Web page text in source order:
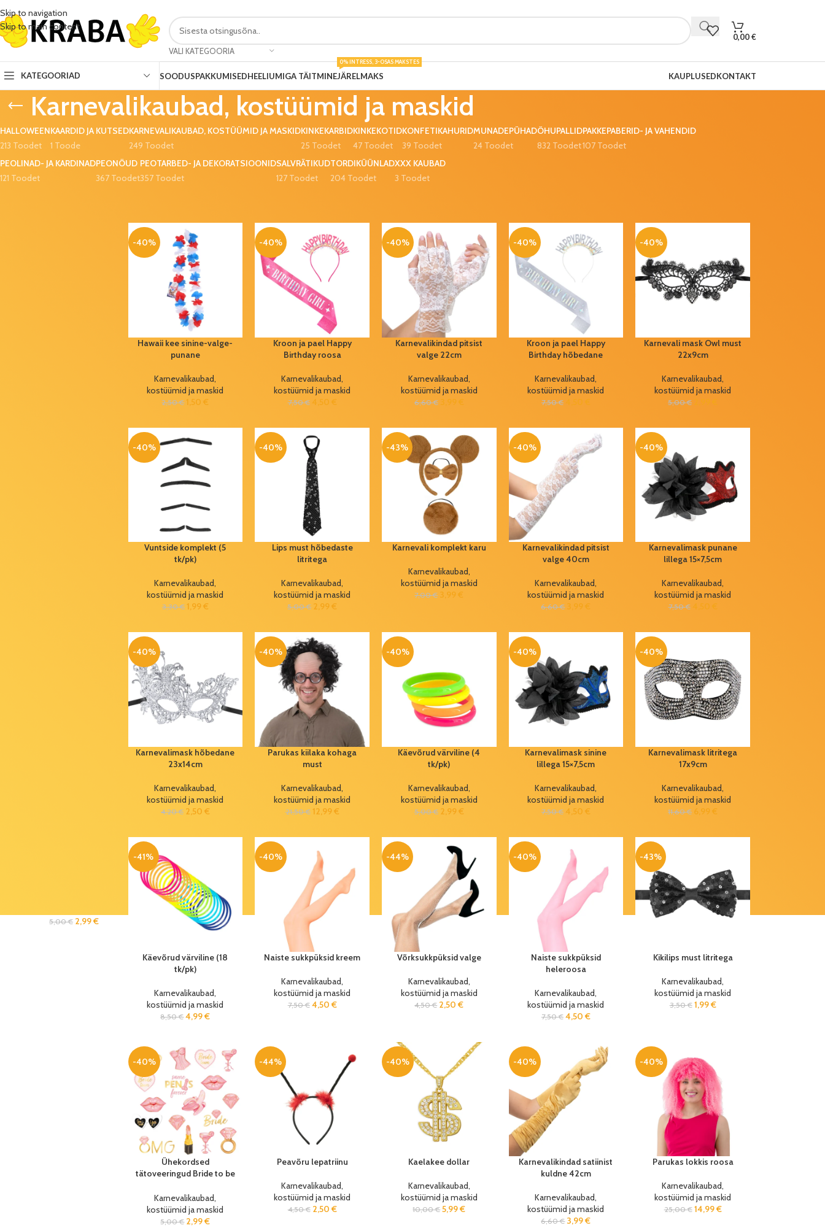
Skip to navigation
Skip to main content
VALI KATEGOORIA
0,00€
KATEGOORIAD SOODUSPAKKUMISEDHEELIUMIGA TÄITMINEJÄRELMAKS
0% INTRESS, 3-OSAS MAKSTES
KAUPLUSEDKONTAKT
Karnevalikaubad, kostüümid ja maskid
HALLOWEEN
213 Toodet
KAARDID JA KUTSED
1 Toode
KARNEVALIKAUBAD, KOSTÜÜMID JA MASKID
249 Toodet
KINKEKARBID
25 Toodet
KINKEKOTID
47 Toodet
KONFETIKAHURID
39 Toodet
MUNADEPÜHAD
24 Toodet
ÕHUPALLID
832 Toodet
PAKKEPABERID- JA VAHENDID
107 Toodet
PEOLINAD- JA KARDINAD
121 Toodet
PEONÕUD
367 Toodet
PEOTARBED- JA DEKORATSIOONID
357 Toodet
SALVRÄTIKUD
127 Toodet
TORDIKÜÜNLAD
204 Toodet
XXX KAUBAD
3 Toodet
5,00€ 2,99€
-40%
Hawaii kee sinine-valge-
punane
Karnevalikaubad,
kostüümid ja maskid
2,50€ 1,50€
-40%
Kroon ja pael Happy
Birthday roosa
Karnevalikaubad,
kostüümid ja maskid
7,50€ 4,50 €
-40%
Karnevalikindad pitsist
valge 22cm
Karnevalikaubad,
kostüümid ja maskid
6,60€ 3,99 €
-40%
Kroon ja pael Happy
Birthday hõbedane
Karnevalikaubad,
kostüümid ja maskid
7,50€ 4,50 €
-40%
Karnevali mask Owl must
22x9cm
Karnevalikaubad,
kostüümid ja maskid
5,00€
-40%
Vuntside komplekt (5
tk/pk)
Karnevalikaubad,
kostüümid ja maskid
3,30€ 1,99€
-40%
Lips must hõbedaste
litritega
Karnevalikaubad,
kostüümid ja maskid
5,00€ 2,99€
-43%
Karnevali komplekt karu
Karnevalikaubad,
kostüümid ja maskid
7,00€ 3,99€
-40%
Karnevalikindad pitsist
valge 40cm
Karnevalikaubad,
kostüümid ja maskid
6,60€ 3,99€
-40%
Karnevalimask punane
lillega 15×7,5cm
Karnevalikaubad,
kostüümid ja maskid
7,50€ 4,50 €
-40%
Karnevalimask hõbedane
23x14cm
Karnevalikaubad,
kostüümid ja maskid
4,20€ 2,50 €
-40%
Parukas kiilaka kohaga
must
Karnevalikaubad,
kostüümid ja maskid
21,50€ 12,99€
-40%
Käevõrud värviline (4
tk/pk)
Karnevalikaubad,
kostüümid ja maskid
5,00€ 2,99€
-40%
Karnevalimask sinine
lillega 15×7,5cm
Karnevalikaubad,
kostüümid ja maskid
7,50€ 4,50 €
-40%
Karnevalimask litritega
17x9cm
Karnevalikaubad,
kostüümid ja maskid
11,60€ 6,99€
-41%
Käevõrud värviline (18
tk/pk)
Karnevalikaubad,
kostüümid ja maskid
8,50€ 4,99€
-40%
Naiste sukkpüksid kreem
Karnevalikaubad,
kostüümid ja maskid
7,50€ 4,50 €
-44%
Võrksukkpüksid valge
Karnevalikaubad,
kostüümid ja maskid
4,50€ 2,50€
-40%
Naiste sukkpüksid
heleroosa
Karnevalikaubad,
kostüümid ja maskid
7,50€ 4,50 €
-43%
Kikilips must litritega
Karnevalikaubad,
kostüümid ja maskid
3,50€ 1,99€
-40%
Ühekordsed
tätoveeringud Bride to be
Karnevalikaubad,
kostüümid ja maskid
5,00€ 2,99€
-44%
Peavõru lepatriinu
Karnevalikaubad,
kostüümid ja maskid
4,50€ 2,50 €
-40%
Kaelakee dollar
Karnevalikaubad,
kostüümid ja maskid
10,00€ 5,99€
-40%
Karnevalikindad satiinist
kuldne 42cm
Karnevalikaubad,
kostüümid ja maskid
6,60€ 3,99€
-40%
Parukas lokkis roosa
Karnevalikaubad,
kostüümid ja maskid
25,00€ 14,99€